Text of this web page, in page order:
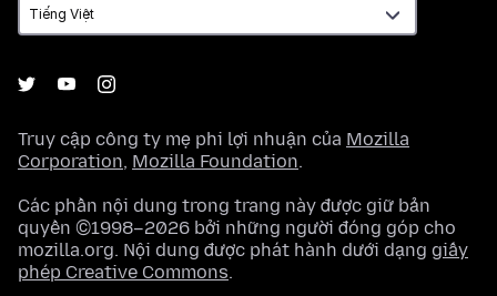
Truy cập công ty mẹ phi lợi nhuận của Mozilla
Corporation, Mozilla Foundation.
Các phần nội dung trong trang này được giữ bản
quyền ©1998–2026 bởi những người đóng góp cho
mozilla.org. Nội dung được phát hành dưới dạng giấy
phép Creative Commons.